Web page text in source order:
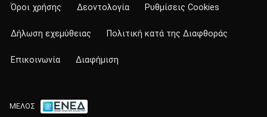
Όροι χρήσης Δεοντολογία Ρυθμίσεις Cookies
Δήλωση εχεμύθειας Πολιτική κατά της Διαφθοράς
Επικοινωνία Διαφήμιση
ΜΕΛΟΣ